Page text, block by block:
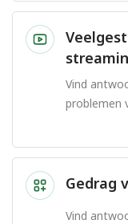
Vind
problemen
Gedrag
Vind